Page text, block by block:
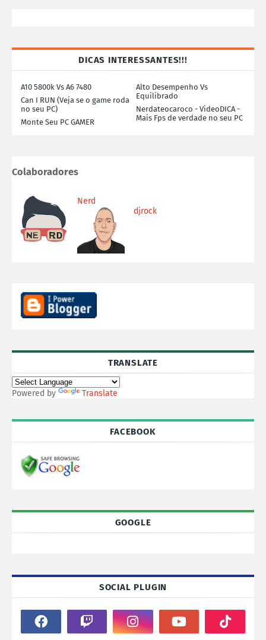
DICAS INTERESSANTES!!!
A10 5800k Vs A6 7480
Alto Desempenho Vs
Equilibrado
Can I RUN (Veja se o game roda
no seu PC)
Nerdateocaroco - VideoDICA -
Mais Fps de verdade no seu PC
Monte Seu PC GAMER
Colaboradores
Nerd
djrock
TRANSLATE
Powered by Translate
FACEBOOK
GOOGLE
SOCIAL PLUGIN